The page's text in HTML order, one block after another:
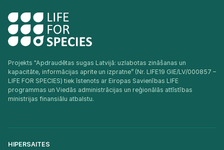
Projekts "Apdraudētas sugas Latvijā: uzlabotas zināšanas un
kapacitāte, informācijas aprite un izpratne” (Nr. LIFE19 GIE/LV/000857 –
LIFE FOR SPECIES) tiek īstenots ar Eiropas Savienības LIFE
programmas un Viedās administrācijas un reģionālās attīstības
ministrijas finansiālu atbalstu.​
HIPERSAITES